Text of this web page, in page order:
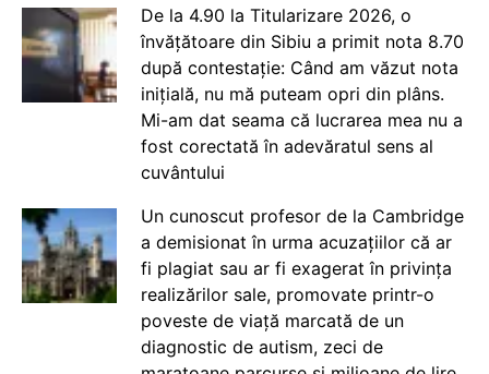
De la 4.90 la Titularizare 2026, o
învățătoare din Sibiu a primit nota 8.70
după contestație: Când am văzut nota
inițială, nu mă puteam opri din plâns.
Mi-am dat seama că lucrarea mea nu a
fost corectată în adevăratul sens al
cuvântului
Un cunoscut profesor de la Cambridge
a demisionat în urma acuzațiilor că ar
fi plagiat sau ar fi exagerat în privința
realizărilor sale, promovate printr-o
poveste de viață marcată de un
diagnostic de autism, zeci de